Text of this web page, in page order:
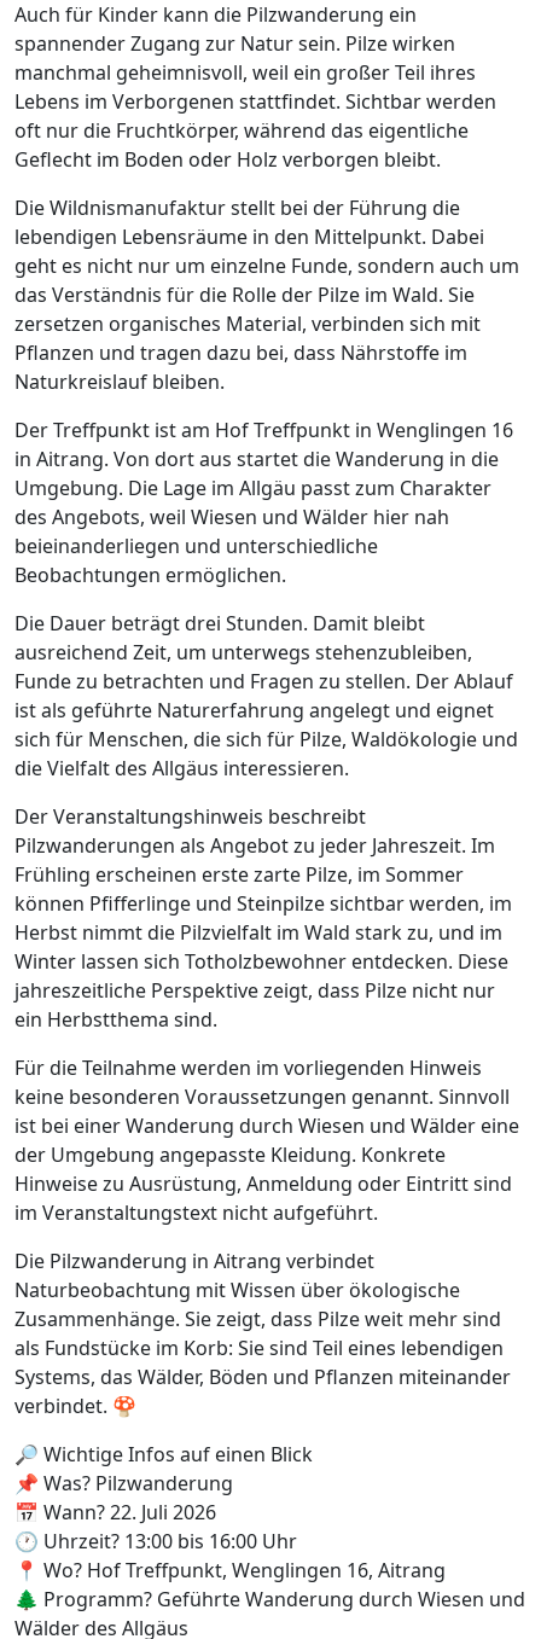
Auch für Kinder kann die Pilzwanderung ein
spannender Zugang zur Natur sein. Pilze wirken
manchmal geheimnisvoll, weil ein großer Teil ihres
Lebens im Verborgenen stattfindet. Sichtbar werden
oft nur die Fruchtkörper, während das eigentliche
Geflecht im Boden oder Holz verborgen bleibt.
Die Wildnismanufaktur stellt bei der Führung die
lebendigen Lebensräume in den Mittelpunkt. Dabei
geht es nicht nur um einzelne Funde, sondern auch um
das Verständnis für die Rolle der Pilze im Wald. Sie
zersetzen organisches Material, verbinden sich mit
Pflanzen und tragen dazu bei, dass Nährstoffe im
Naturkreislauf bleiben.
Der Treffpunkt ist am Hof Treffpunkt in Wenglingen 16
in Aitrang. Von dort aus startet die Wanderung in die
Umgebung. Die Lage im Allgäu passt zum Charakter
des Angebots, weil Wiesen und Wälder hier nah
beieinanderliegen und unterschiedliche
Beobachtungen ermöglichen.
Die Dauer beträgt drei Stunden. Damit bleibt
ausreichend Zeit, um unterwegs stehenzubleiben,
Funde zu betrachten und Fragen zu stellen. Der Ablauf
ist als geführte Naturerfahrung angelegt und eignet
sich für Menschen, die sich für Pilze, Waldökologie und
die Vielfalt des Allgäus interessieren.
Der Veranstaltungshinweis beschreibt
Pilzwanderungen als Angebot zu jeder Jahreszeit. Im
Frühling erscheinen erste zarte Pilze, im Sommer
können Pfifferlinge und Steinpilze sichtbar werden, im
Herbst nimmt die Pilzvielfalt im Wald stark zu, und im
Winter lassen sich Totholzbewohner entdecken. Diese
jahreszeitliche Perspektive zeigt, dass Pilze nicht nur
ein Herbstthema sind.
Für die Teilnahme werden im vorliegenden Hinweis
keine besonderen Voraussetzungen genannt. Sinnvoll
ist bei einer Wanderung durch Wiesen und Wälder eine
der Umgebung angepasste Kleidung. Konkrete
Hinweise zu Ausrüstung, Anmeldung oder Eintritt sind
im Veranstaltungstext nicht aufgeführt.
Die Pilzwanderung in Aitrang verbindet
Naturbeobachtung mit Wissen über ökologische
Zusammenhänge. Sie zeigt, dass Pilze weit mehr sind
als Fundstücke im Korb: Sie sind Teil eines lebendigen
Systems, das Wälder, Böden und Pflanzen miteinander
verbindet. 🍄
🔎 Wichtige Infos auf einen Blick
📌 Was? Pilzwanderung
📅 Wann? 22. Juli 2026
🕐 Uhrzeit? 13:00 bis 16:00 Uhr
📍 Wo? Hof Treffpunkt, Wenglingen 16, Aitrang
🌲 Programm? Geführte Wanderung durch Wiesen und
Wälder des Allgäus